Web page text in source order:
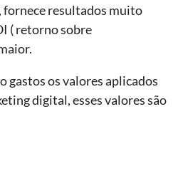
resultados muito
( retorno sobre
gastos os valores aplicados
digital, esses valores são